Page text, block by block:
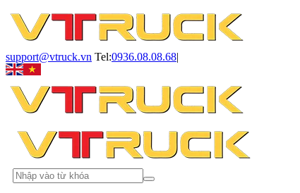
support@vtruck.vn Tel:0936.08.08.68|